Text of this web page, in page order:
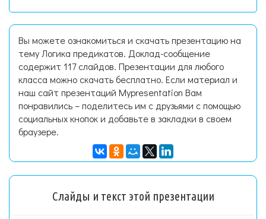
Вы можете ознакомиться и скачать презентацию на
тему Логика предикатов. Доклад-сообщение
содержит 117 слайдов. Презентации для любого
класса можно скачать бесплатно. Если материал и
наш сайт презентаций Mypresentation Вам
понравились – поделитесь им с друзьями с помощью
социальных кнопок и добавьте в закладки в своем
браузере.
Слайды и текст этой презентации